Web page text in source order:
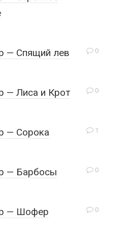
0
— Спящий лев
0
— Лиса и Крот
1
— Сорока
0
— Барбосы
0
— Шофер